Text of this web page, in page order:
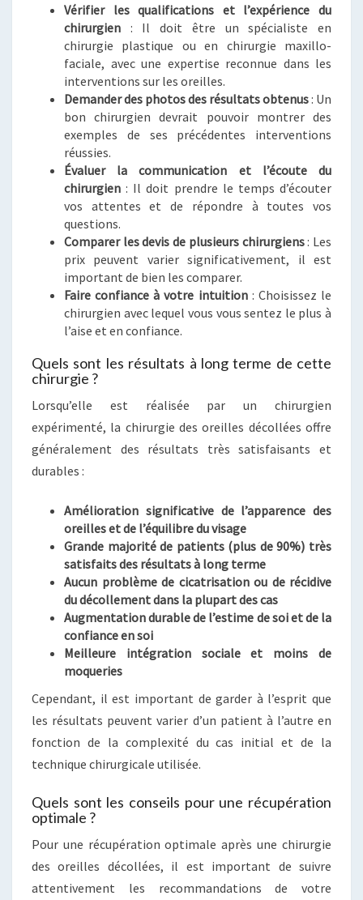
Vérifier les qualifications et l’expérience du
chirurgien : Il doit être un spécialiste en
chirurgie plastique ou en chirurgie maxillo-
faciale, avec une expertise reconnue dans les
interventions sur les oreilles.
Demander des photos des résultats obtenus: Un
bon chirurgien devrait pouvoir montrer des
exemples de ses précédentes interventions
réussies.
Évaluer la communication et l’écoute du
chirurgien : Il doit prendre le temps d’écouter
vos attentes et de répondre à toutes vos
questions.
Comparer les devis de plusieurs chirurgiens: Les
prix peuvent varier significativement, il est
important de bien les comparer.
Faire confiance à votre intuition: Choisissez le
chirurgien avec lequel vous vous sentez le plus à
l’aise et en confiance.
Quels sont les résultats à long terme de cette
chirurgie ?
Lorsqu’elle est réalisée par un chirurgien
expérimenté, la chirurgie des oreilles décollées offre
généralement des résultats très satisfaisants et
durables :
Amélioration significative de l’apparence des
oreilles et de l’équilibre du visage
Grande majorité de patients (plus de 90%) très
satisfaits des résultats à long terme
Aucun problème de cicatrisation ou de récidive
du décollement dans la plupart des cas
Augmentation durable de l’estime de soi et de la
confiance en soi
Meilleure intégration sociale et moins de
moqueries
Cependant, il est important de garder à l’esprit que
les résultats peuvent varier d’un patient à l’autre en
fonction de la complexité du cas initial et de la
technique chirurgicale utilisée.
Quels sont les conseils pour une récupération
optimale ?
Pour une récupération optimale après une chirurgie
des oreilles décollées, il est important de suivre
attentivement les recommandations de votre